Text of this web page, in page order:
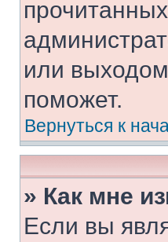
или
поможет.
Вернуться к
» Как мне
Если вы